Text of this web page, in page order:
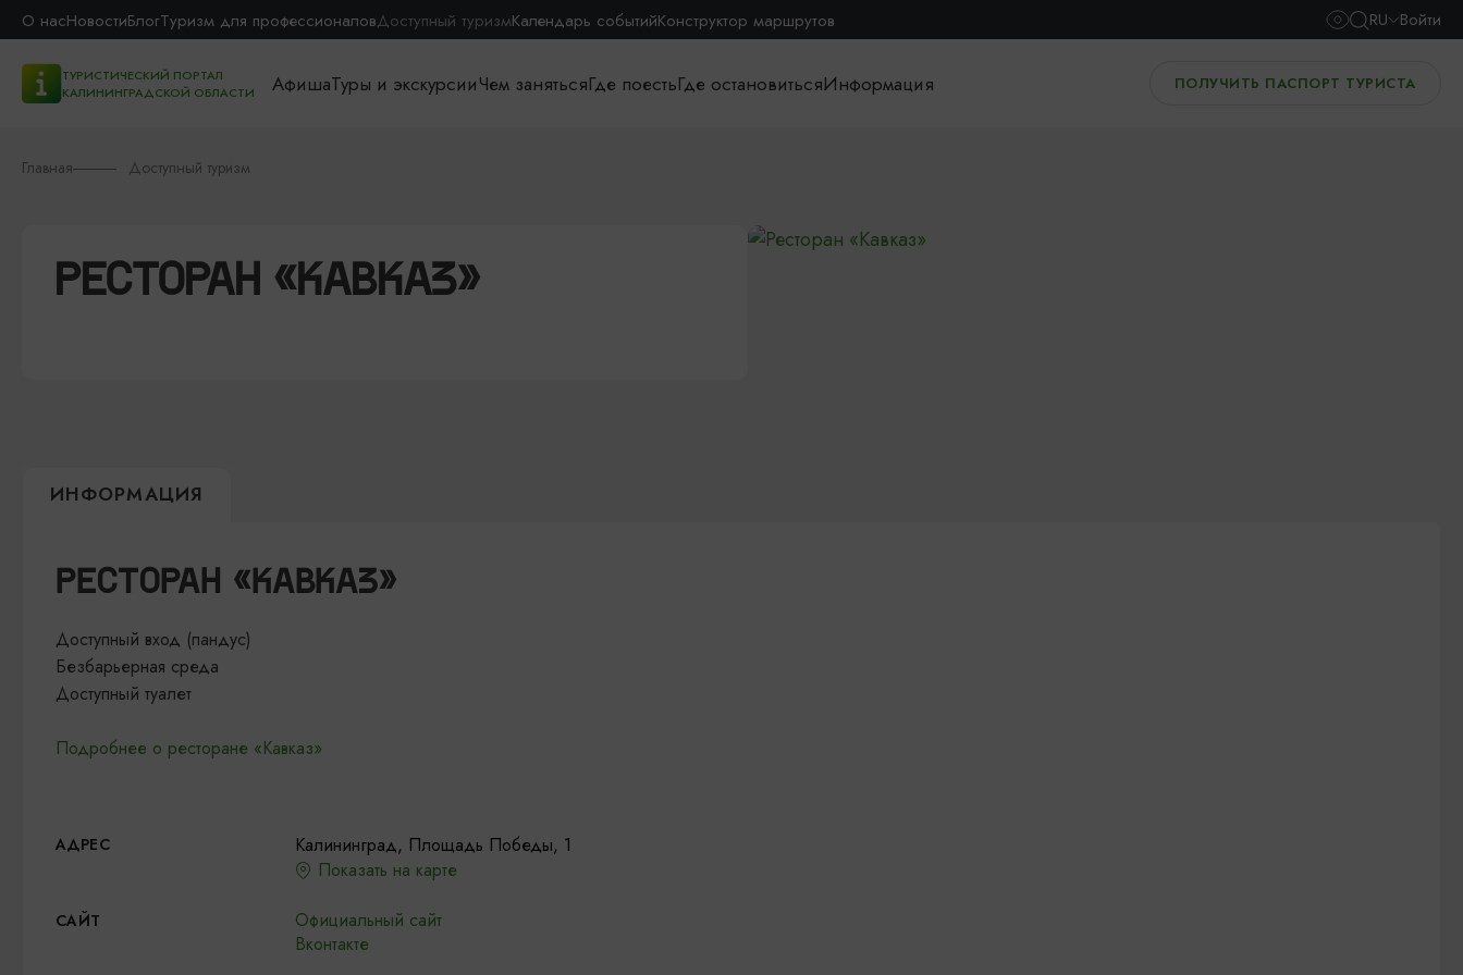
О насНовостиБлогТуризм для профессионаловДоступный туризмКалендарь событийКонструктор маршрутов RU Войти
ТУРИСТИЧЕСКИЙ ПОРТАЛ
КАЛИНИНГРАДСКОЙ ОБЛАСТИ
АфишаТуры и экскурсииЧем занятьсяГде поестьГде остановитьсяИнформация ПОЛУЧИТЬ ПАСПОРТ ТУРИСТА
Главная Доступный туризм
РЕСТОРАН «КАВКАЗ»
ИНФОРМАЦИЯ
РЕСТОРАН «КАВКАЗ»
Доступный вход (пандус)
Безбарьерная среда
Доступный туалет
Подробнее о ресторане «Кавказ»
АДРЕС
Калининград, Площадь Победы, 1
Показать на карте
САЙТ
Официальный сайт
Вконтакте